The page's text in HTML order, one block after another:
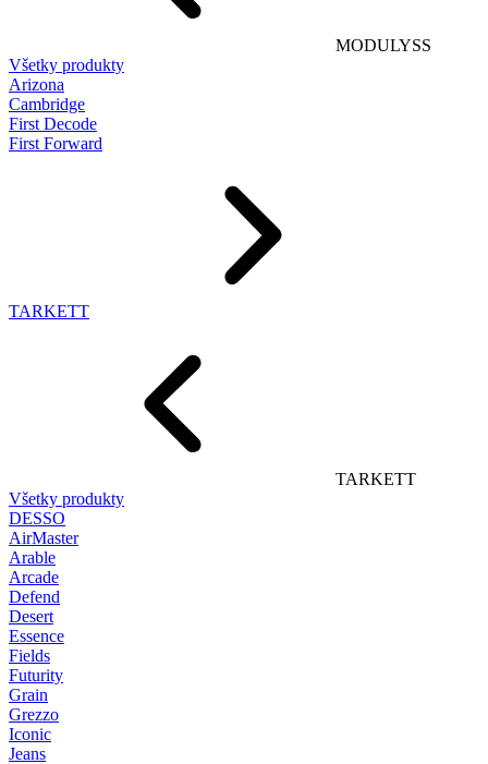
MODULYSS
Všetky produkty
Arizona
Cambridge
First Decode
First Forward
TARKETT
TARKETT
Všetky produkty
DESSO
AirMaster
Arable
Arcade
Defend
Desert
Essence
Fields
Futurity
Grain
Grezzo
Iconic
Jeans